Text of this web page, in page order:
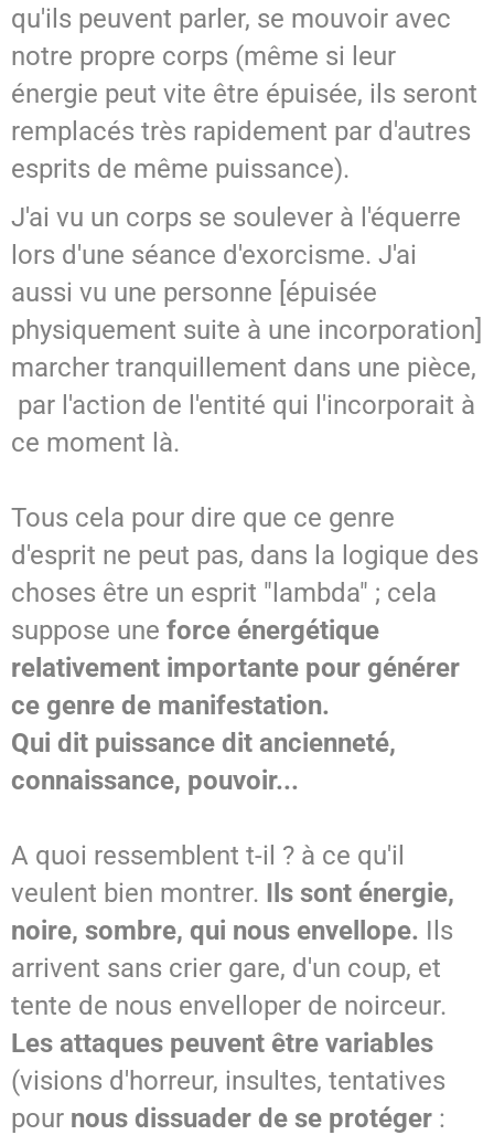
qu'ils peuvent parler, se mouvoir avec
notre propre corps (même si leur
énergie peut vite être épuisée, ils seront
remplacés très rapidement par d'autres
esprits de même puissance).
J'ai vu un corps se soulever à l'équerre
lors d'une séance d'exorcisme. J'ai
aussi vu une personne [épuisée
physiquement suite à une incorporation]
marcher tranquillement dans une pièce,
par l'action de l'entité qui l'incorporait à
ce moment là.
Tous cela pour dire que ce genre
d'esprit ne peut pas, dans la logique des
choses être un esprit "lambda" ; cela
suppose une force énergétique
relativement importante pour générer
ce genre de manifestation.
Qui dit puissance dit ancienneté,
connaissance, pouvoir...
A quoi ressemblent t-il ? à ce qu'il
veulent bien montrer. Ils sont énergie,
noire, sombre, qui nous envellope. Ils
arrivent sans crier gare, d'un coup, et
tente de nous envelloper de noirceur.
Les attaques peuvent être variables
(visions d'horreur, insultes, tentatives
pour nous dissuader de se protéger :